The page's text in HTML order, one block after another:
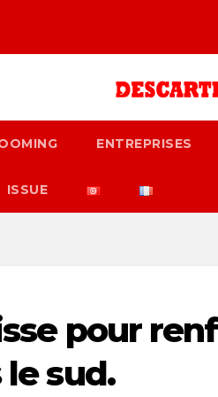
ENTREPRISES
ISSUE
pour
sud.